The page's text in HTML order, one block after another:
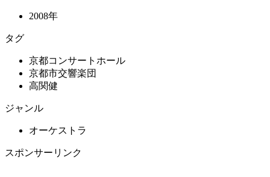
2008年
タグ
京都コンサートホール
京都市交響楽団
高関健
ジャンル
オーケストラ
スポンサーリンク